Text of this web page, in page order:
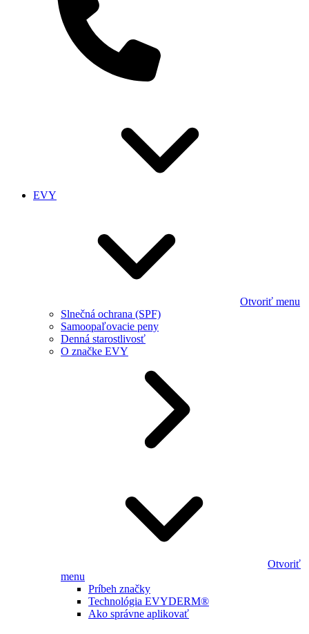
EVY
Otvoriť menu
Slnečná ochrana (SPF)
Samoopaľovacie peny
Denná starostlivosť
O značke EVY
Otvoriť
menu
Príbeh značky
Technológia EVYDERM®
Ako správne aplikovať